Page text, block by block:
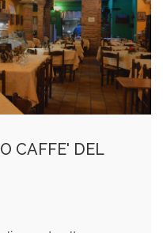
CAFFE' DEL